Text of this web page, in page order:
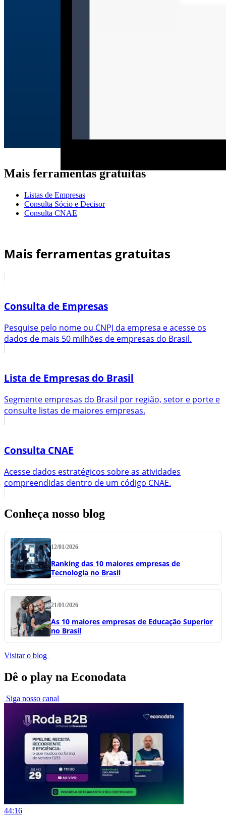
Mais ferramentas gratuitas
Listas de Empresas
Consulta Sócio e Decisor
Consulta CNAE
Mais ferramentas gratuitas
Consulta de Empresas
Pesquise pelo nome ou CNPJ da empresa e acesse os
dados de mais 50 milhões de empresas do Brasil.
Lista de Empresas do Brasil
Segmente empresas do Brasil por região, setor e porte e
consulte listas de maiores empresas.
Consulta CNAE
Acesse dados estratégicos sobre as atividades
compreendidas dentro de um código CNAE.
Conheça nosso blog
12/01/2026
Ranking das 10 maiores empresas de
Tecnologia no Brasil
21/01/2026
As 10 maiores empresas de Educação Superior
no Brasil
Visitar o blog
Dê o play na Econodata
Siga nosso canal
44:16